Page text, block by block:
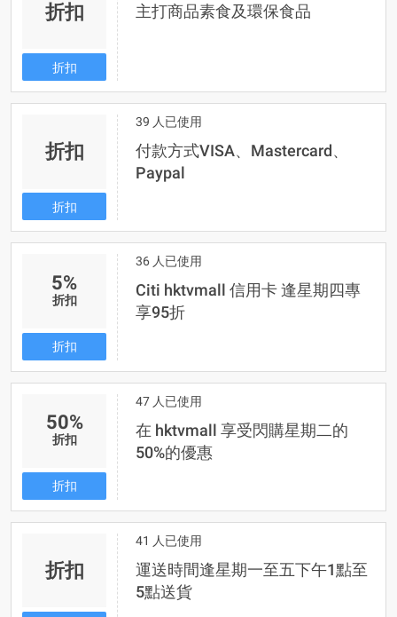
折扣
折扣
主打商品素食及環保食品
折扣
折扣
39 人已使用
付款方式VISA、Mastercard、
Paypal
5%
折扣
折扣
36 人已使用
Citi hktvmall 信用卡 逢星期四專
享95折
50%
折扣
折扣
47 人已使用
在 hktvmall 享受閃購星期二的
50%的優惠
折扣
41 人已使用
運送時間逢星期一至五下午1點至
5點送貨